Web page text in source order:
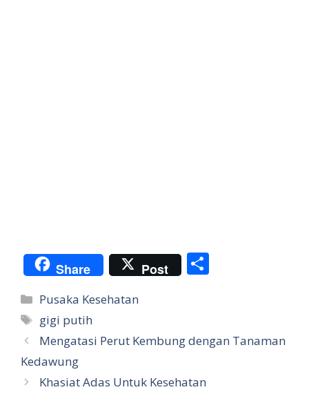
Share Post
Categories
Pusaka Kesehatan
Tags
gigi putih
Mengatasi Perut Kembung dengan Tanaman
Kedawung
Khasiat Adas Untuk Kesehatan